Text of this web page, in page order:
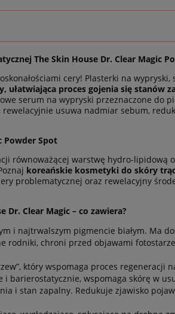
The Skin House Dr. Clear Magic
cery! Plasterki na
ułatwiająca proces gojenia się stanów
serum na wypryski przeznaczone do
usuwa nadmiar sebum,
Powder Spot
równoważącej warstwę hydro-lipidową
koreańskie kosmetyki do skóry
problematycznej oraz rewelacyjny
Dr. Clear Magic – co zawiera?
i najtrwalszym pigmencie białym. Ma
rodniki, chroni przed objawami
który wspomaga proces regeneracji
i barierostatycznie, wspomaga skórę w
i stan zapalny. Redukuje zjawisko